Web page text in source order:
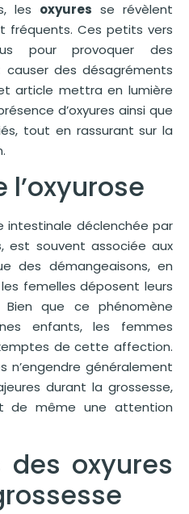
les oxyures se révèlent
fréquents. Ces petits vers
pour provoquer des
causer des désagréments
article mettra en lumière
d’oxyures ainsi que
tout en rassurant sur la
intestinale déclenchée par
, est souvent associée aux
des démangeaisons, en
femelles déposent leurs
Bien que ce phénomène
enfants, les femmes
de cette affection.
n’engendre généralement
durant la grossesse,
de même une attention
des oxyures